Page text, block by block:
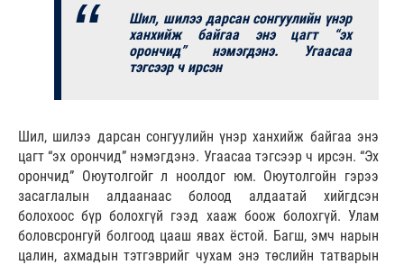
Шил, шилээ дарсан сонгуулийн үнэр
ханхийж байгаа энэ цагт “эх
орончид” нэмэгдэнэ. Угаасаа
тэгсээр ч ирсэн
Шил, шилээ дарсан сонгуулийн үнэр ханхийж байгаа энэ
цагт “эх орончид” нэмэгдэнэ. Угаасаа тэгсээр ч ирсэн. “Эх
орончид” Оюутолгойг л ноолдог юм. Оюутолгойн гэрээ
засаглалын алдаанаас болоод алдаатай хийгдсэн
болохоос бүр болохгүй гээд хааж боож болохгүй. Улам
боловсронгуй болгоод цааш явах ёстой. Багш, эмч нарын
цалин, ахмадын тэтгэврийг чухам энэ төслийн татварын